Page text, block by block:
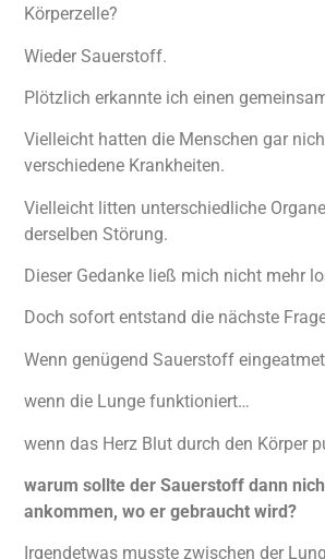
Körperzelle?
Wieder Sauerstoff.
Plötzlich erkannte ich einen
Vielleicht hatten die Menschen gar
verschiedene Krankheiten.
Vielleicht litten unterschiedliche
derselben Störung.
Dieser Gedanke ließ mich nicht mehr
Doch sofort entstand die nächste
Wenn genügend Sauerstoff
wenn die Lunge funktioniert…
wenn das Herz Blut durch den Körper
warum sollte der Sauerstoff dann
ankommen, wo er gebraucht wird?
Irgendetwas musste zwischen der